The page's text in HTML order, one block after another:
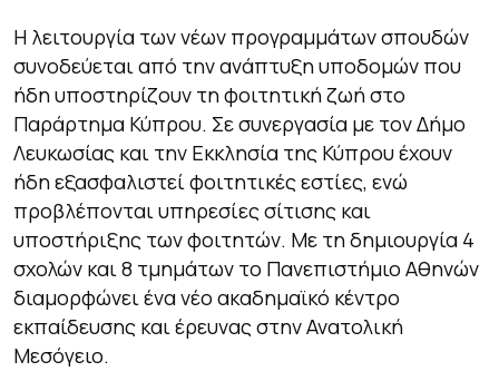
Η λειτουργία των νέων προγραμμάτων σπουδών
συνοδεύεται από την ανάπτυξη υποδομών που
ήδη υποστηρίζουν τη φοιτητική ζωή στο
Παράρτημα Κύπρου. Σε συνεργασία με τον Δήμο
Λευκωσίας και την Εκκλησία της Κύπρου έχουν
ήδη εξασφαλιστεί φοιτητικές εστίες, ενώ
προβλέπονται υπηρεσίες σίτισης και
υποστήριξης των φοιτητών. Με τη δημιουργία 4
σχολών και 8 τμημάτων το Πανεπιστήμιο Αθηνών
διαμορφώνει ένα νέο ακαδημαϊκό κέντρο
εκπαίδευσης και έρευνας στην Ανατολική
Μεσόγειο.